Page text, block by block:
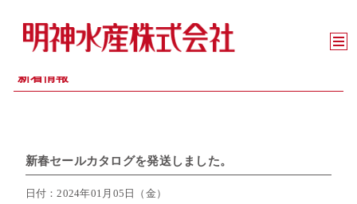
新着情報
新春セールカタログを発送しました。
日付：2024年01月05日（金）